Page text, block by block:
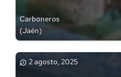
Carboneros
(Jaén)
2 agosto, 2025